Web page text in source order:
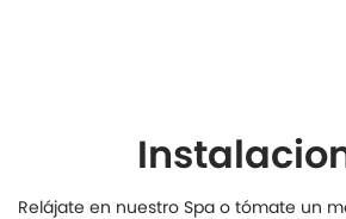
Relájate en nuestro Spa o tómate un